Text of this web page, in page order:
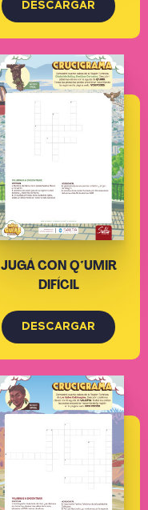
DESCARGAR
JUGÁ CON Q'UMIR
DIFÍCIL
DESCARGAR